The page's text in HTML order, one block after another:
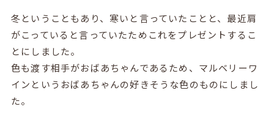
冬ということもあり、寒いと言っていたことと、最近肩
がこっていると言っていたためこれをプレゼントするこ
とにしました。
色も渡す相手がおばあちゃんであるため、マルベリーワ
インというおばあちゃんの好きそうな色のものにしまし
た。